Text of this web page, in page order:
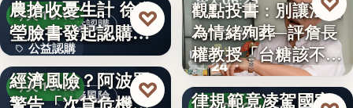
公益認購
今天 19:15
公益認購
文字
農搶收憂生計 徐欣
瑩臉書發起認購水
梨行…
♡
投資風險
今天 19:10
AI投資恐成下一個
經濟風險？阿波羅
♡
食安法治
24
觀點投書：別讓法治
為情緒殉葬─評詹長
權教授「台糖該不該
通…
觀點投書：公會自
律規範竟凌駕國家